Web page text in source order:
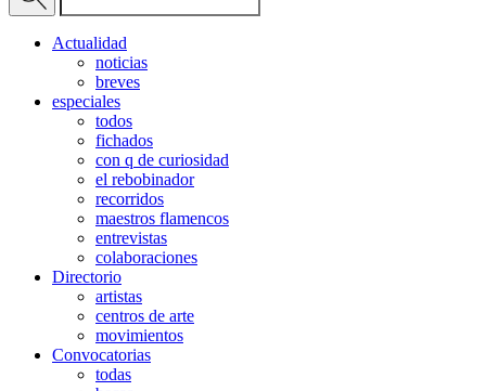
Actualidad
noticias
breves
especiales
todos
fichados
con q de curiosidad
el rebobinador
recorridos
maestros flamencos
entrevistas
colaboraciones
Directorio
artistas
centros de arte
movimientos
Convocatorias
todas